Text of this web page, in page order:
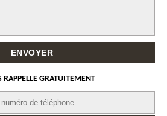
RAPPELLE GRATUITEMENT